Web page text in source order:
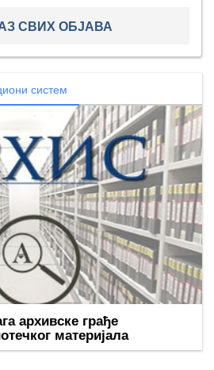
СВИХ ОБЈАВА
систем
архивске грађе
материјала